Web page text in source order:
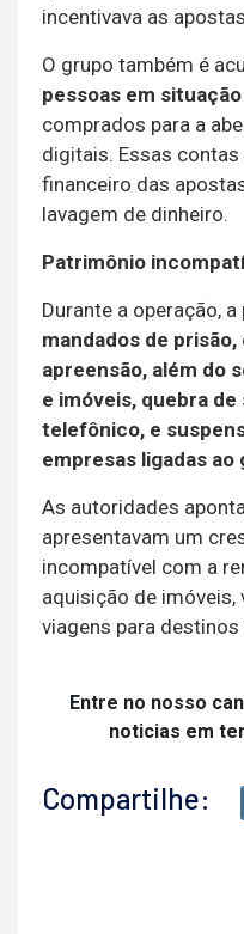
incentivava as
O grupo também é
pessoas em
comprados para a
digitais. Essas
financeiro das
lavagem de dinheiro.
Patrimônio
Durante a operação,
mandados de
apreensão, além do
e imóveis, quebra
telefônico, e
empresas ligadas
As autoridades
apresentavam um
incompatível com a
aquisição de imóveis,
viagens para
Entre no nosso
noticias em
Compartilhe: